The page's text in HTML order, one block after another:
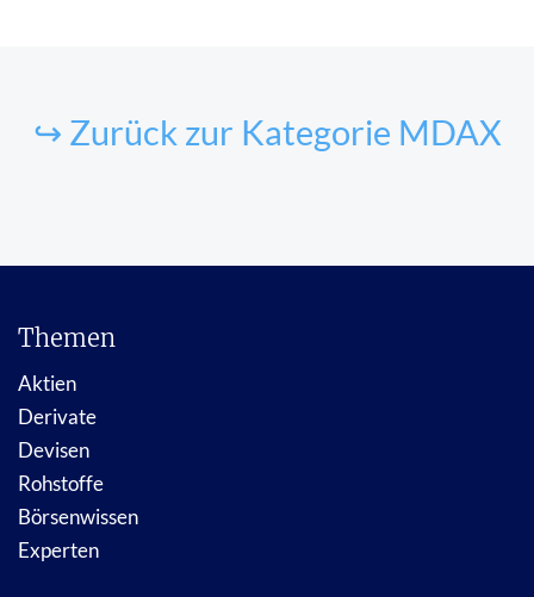
↪ Zurück zur Kategorie MDAX
Themen
Aktien
Derivate
Devisen
Rohstoffe
Börsenwissen
Experten